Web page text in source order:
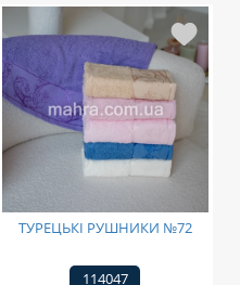
ТУРЕЦЬКІ РУШНИКИ №72
114047